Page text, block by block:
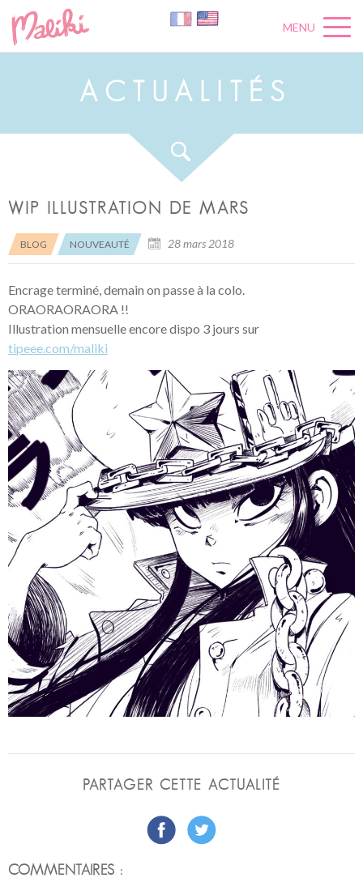
MENU
A C U A L É S
WIP ILLUSTRATION DE MARS
BLOG NOUVEAUTÉ 28 mars 2018
Encrage terminé, demain on passe à la colo.
ORAORAORAORA !!
Illustration mensuelle encore dispo 3 jours sur
tipeee.com/maliki
PARTAGER CETTE ACTUALITÉ
COMMENTAIRES :